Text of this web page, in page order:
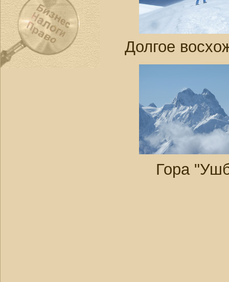
Долгое
Гора